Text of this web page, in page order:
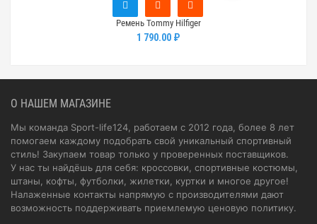
Ремень Tommy Hilfiger
1 790.00 ₽
О НАШЕМ МАГАЗИНЕ
Мы команда Sport-life124, работаем с 2012 года, более 8 лет
помогаем каждому подобрать свой уникальный спортивный
стиль! Закупаем товар только у проверенных поставщиков.
У нас ты найдёшь для себя: кроссовки, спортивные костюмы,
штаны, кофты, футболки, жилетки, куртки и многое другое!
Налаженные контакты напрямую с производителями дают
возможность поддерживать приемлемую ценовую политику.